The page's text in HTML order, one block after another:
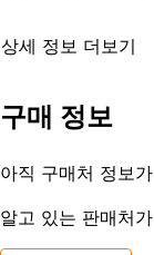
상세 정보 더보기
등록일
구매 정보
아직 구매처 정보
알고 있는 판매처